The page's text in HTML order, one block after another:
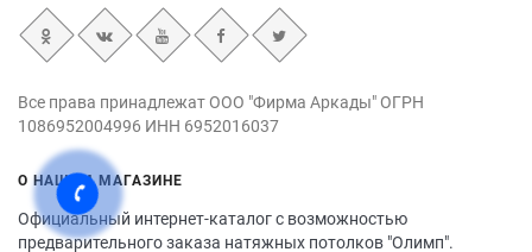
Все права принадлежат ООО "Фирма Аркады" ОГРН
1086952004996 ИНН 6952016037
О НАШЕМ МАГАЗИНЕ
Официальный интернет-каталог с возможностью
предварительного заказа натяжных потолков "Олимп".